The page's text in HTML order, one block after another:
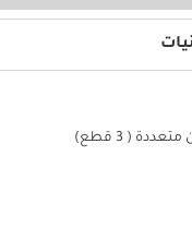
( 3 قطع)